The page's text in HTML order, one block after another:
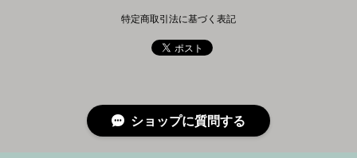
特定商取引法に基づく表記
ショップに質問する